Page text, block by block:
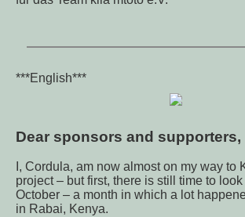
***English***
Dear sponsors and supporters,
I, Cordula, am now almost on my way to
project – but first, there is still time to
October – a month in which a lot
in Rabai, Kenya.